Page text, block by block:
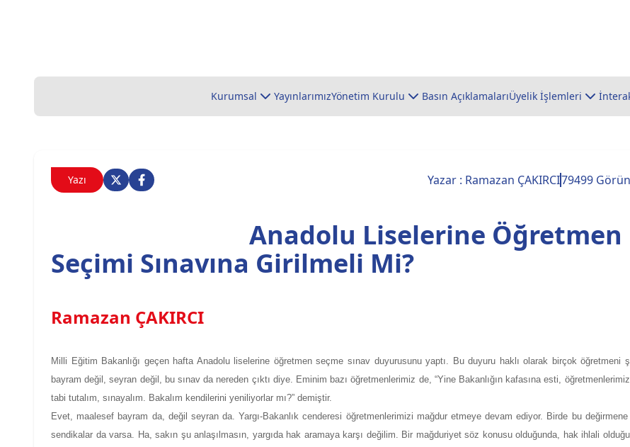
Kurumsal YayınlarımızYönetim Kurulu Basın AçıklamalarıÜyelik İşlemleri
Yazı Yazar : Ramazan ÇAKIRCI79499
Anadolu Liselerine Öğretmen
Seçimi Sınavına Girilmeli Mi?
Ramazan ÇAKIRCI
Milli Eğitim Bakanlığı geçen hafta Anadolu liselerine öğretmen seçme sınav duyurusunu yaptı. Bu duyuru haklı olarak birçok öğretmeni
bayram değil, seyran değil, bu sınav da nereden çıktı diye. Eminim bazı öğretmenlerimiz de, “Yine Bakanlığın kafasına esti,
tabi tutalım, sınayalım. Bakalım kendilerini yeniliyorlar mı?” demiştir.
Evet, maalesef bayram da, değil seyran da. Yargı-Bakanlık cenderesi öğretmenlerimizi mağdur etmeye devam ediyor. Birde bu
sendikalar da varsa. Ha, sakın şu anlaşılmasın, yargıda hak aramaya karşı değilim. Bir mağduriyet söz konusu olduğunda, hak ihlali